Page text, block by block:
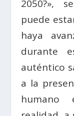
2050?»,
puede
haya
durante
auténtico
a la
humano